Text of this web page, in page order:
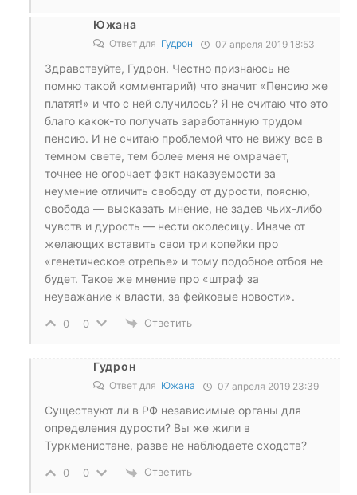
Южана
Ответ для Гудрон 07 апреля 2019 18:53
Здравствуйте, Гудрон. Честно признаюсь не
помню такой комментарий) что значит «Пенсию же
платят!» и что с ней случилось? Я не считаю что это
благо какок-то получать заработанную трудом
пенсию. И не считаю проблемой что не вижу все в
темном свете, тем более меня не омрачает,
точнее не огорчает факт наказуемости за
неумение отличить свободу от дурости, поясню,
свобода — высказать мнение, не задев чьих-либо
чувств и дурость — нести околесицу. Иначе от
желающих вставить свои три копейки про
«генетическое отрепье» и тому подобное отбоя не
будет. Такое же мнение про «штраф за
неуважание к власти, за фейковые новости».
0 0 Ответить
Гудрон
Ответ для Южана 07 апреля 2019 23:39
Существуют ли в РФ независимые органы для
определения дурости? Вы же жили в
Туркменистане, разве не наблюдаете сходств?
0 0 Ответить